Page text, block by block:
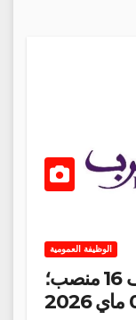
الوظيفة العمومية
بنك المغرب: مباريات توظيف 16 منصب؛